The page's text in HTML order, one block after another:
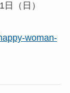
（日）
woman-